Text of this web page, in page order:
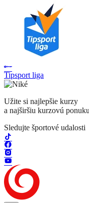
Tipsport liga
Užite si najlepšie kurzy
a najširšiu kurzovú ponuku
Sledujte športové udalosti